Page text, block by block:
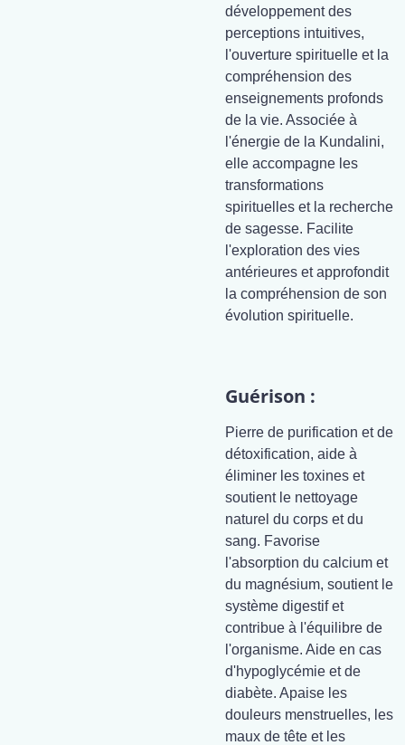
développement des
perceptions intuitives,
l'ouverture spirituelle et la
compréhension des
enseignements profonds
de la vie. Associée à
l'énergie de la Kundalini,
elle accompagne les
transformations
spirituelles et la recherche
de sagesse. Facilite
l'exploration des vies
antérieures et approfondit
la compréhension de son
évolution spirituelle.
Guérison :
Pierre de purification et de
détoxification, aide à
éliminer les toxines et
soutient le nettoyage
naturel du corps et du
sang. Favorise
l'absorption du calcium et
du magnésium, soutient le
système digestif et
contribue à l'équilibre de
l'organisme. Aide en cas
d'hypoglycémie et de
diabète. Apaise les
douleurs menstruelles, les
maux de tête et les